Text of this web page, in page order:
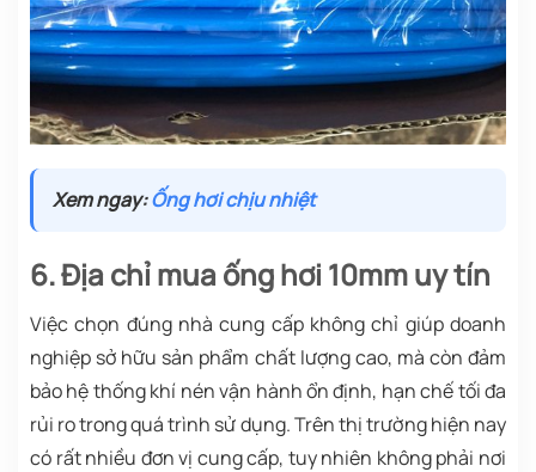
Xem ngay:Ống hơi chịu nhiệt
6. Địa chỉ mua ống hơi 10mm uy tín
Việc chọn đúng nhà cung cấp không chỉ giúp doanh
nghiệp sở hữu sản phẩm chất lượng cao, mà còn đảm
bảo hệ thống khí nén vận hành ổn định, hạn chế tối đa
rủi ro trong quá trình sử dụng. Trên thị trường hiện nay
có rất nhiều đơn vị cung cấp, tuy nhiên không phải nơi